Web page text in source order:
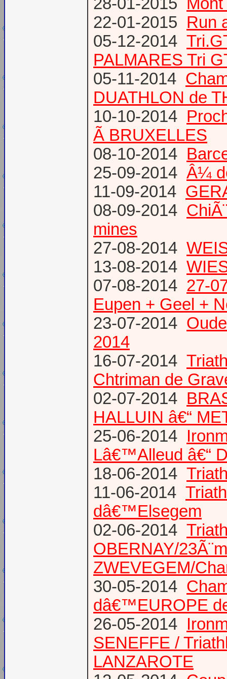
22-01-2015 Run
05-12-2014
PALMARES Tri
05-11-2014
DUATHLON de
10-10-2014
Ã BRUXELLES
08-10-2014
25-09-2014 Â¼
11-09-2014
08-09-2014
mines
27-08-2014
13-08-2014
07-08-2014 27-
Eupen + Geel +
23-07-2014
2014
16-07-2014
Chtriman de
02-07-2014
HALLUIN â€“
25-06-2014
Lâ€™Alleud â€“
18-06-2014
11-06-2014
dâ€™Elsegem
02-06-2014
OBERNAY/
ZWEVEGEM/
30-05-2014
dâ€™EUROPE
26-05-2014
SENEFFE /
LANZAROTE